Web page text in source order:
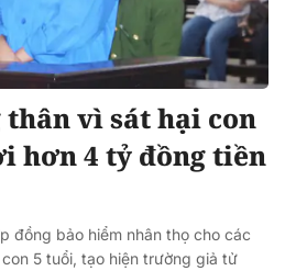
vì sát hại con
hơn 4 tỷ đồng tiền
đồng bảo hiểm nhân thọ cho các
5 tuổi, tạo hiện trường giả tử